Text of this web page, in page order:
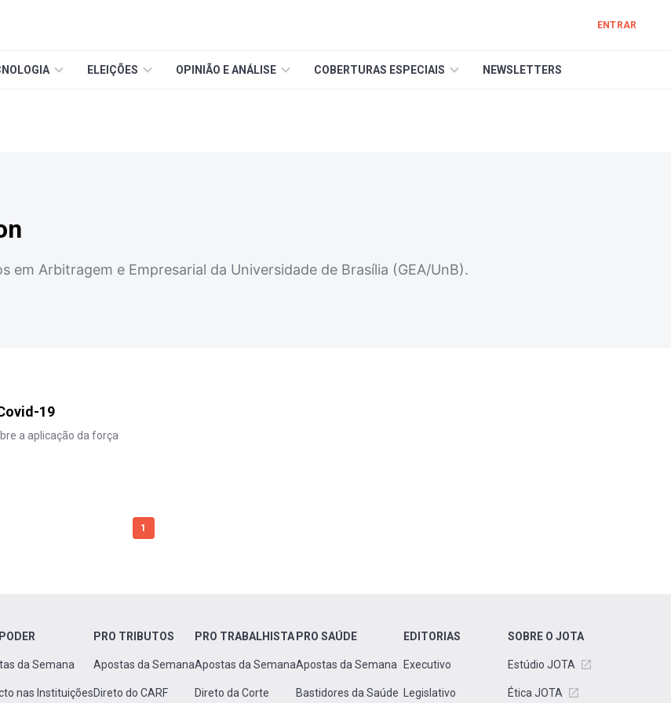
ENTRAR
ELEIÇÕES OPINIÃO E ANÁLISE COBERTURAS ESPECIAIS NEWSLETTERS
em Arbitragem e Empresarial da Universidade de Brasília (GEA/UnB).
19
a aplicação da força
1
da Semana
nas Instituições
PRO TRIBUTOS
Apostas da Semana
Direto do CARF
PRO TRABALHISTA
Apostas da Semana
Direto da Corte
PRO SAÚDE
Apostas da Semana
Bastidores da Saúde
EDITORIAS
Executivo
Legislativo
SOBRE O JOTA
Estúdio JOTA
Ética JOTA